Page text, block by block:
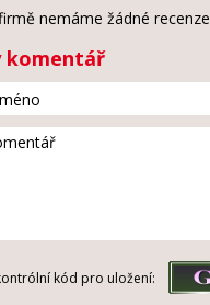
nemáme žádné
komentář
kód pro uložení: